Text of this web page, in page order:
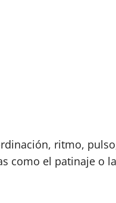
ritmo,
como el patinaje o